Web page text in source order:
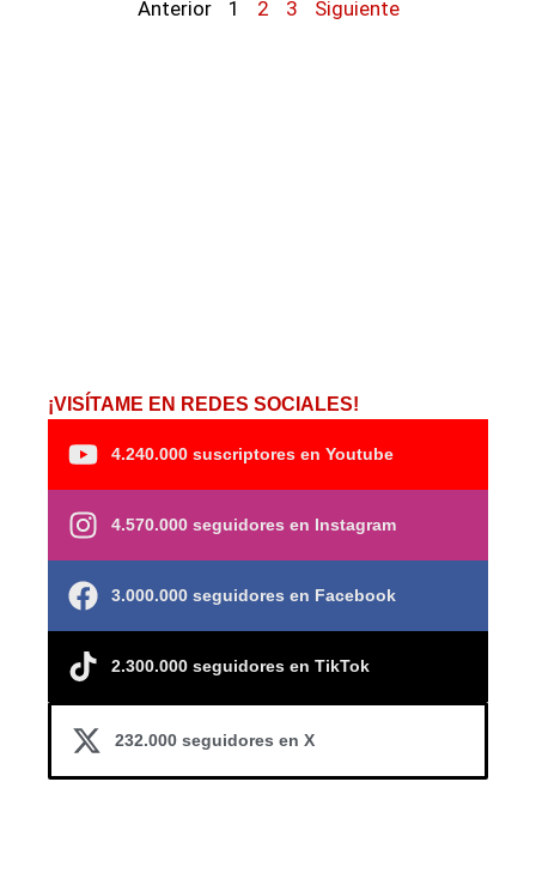
Anterior 1 2 3 Siguiente
¡VISÍTAME EN REDES SOCIALES!
4.240.000 suscriptores en Youtube
4.570.000 seguidores en Instagram
3.000.000 seguidores en Facebook
2.300.000 seguidores en TikTok
232.000 seguidores en X